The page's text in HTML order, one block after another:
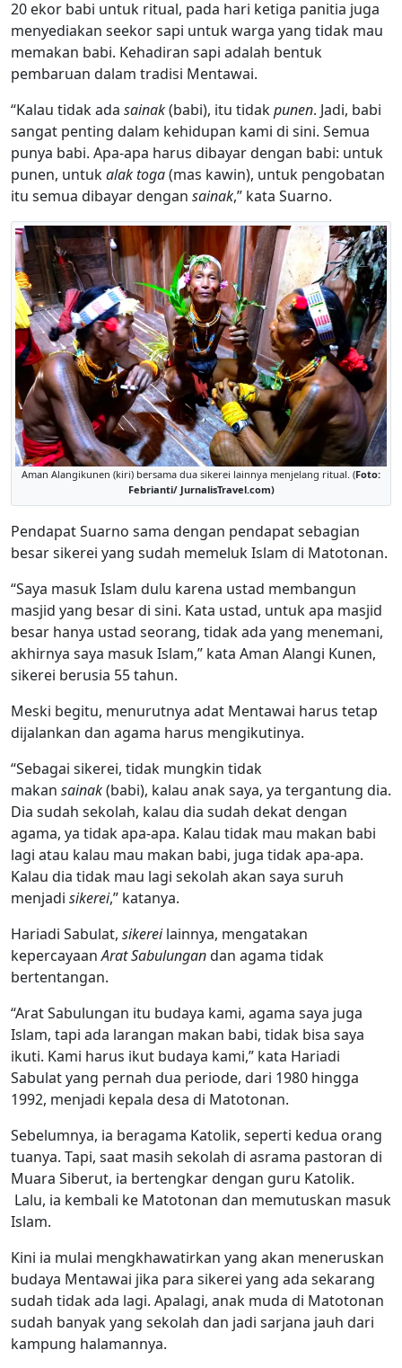
20 ekor babi untuk ritual, pada hari ketiga panitia juga
menyediakan seekor sapi untuk warga yang tidak mau
memakan babi. Kehadiran sapi adalah bentuk
pembaruan dalam tradisi Mentawai.
“Kalau tidak ada sainak(babi), itu tidakpunen. Jadi, babi
sangat penting dalam kehidupan kami di sini. Semua
punya babi. Apa-apa harus dibayar dengan babi: untuk
punen, untukalak toga(mas kawin), untuk pengobatan
itu semua dibayar dengan sainak,” kata Suarno.
Aman Alangikunen (kiri) bersama dua sikerei lainnya menjelang ritual. (Foto:
Febrianti/ JurnalisTravel.com)
Pendapat Suarno sama dengan pendapat sebagian
besar sikerei yang sudah memeluk Islam di Matotonan.
“Saya masuk Islam dulu karena ustad membangun
masjid yang besar di sini. Kata ustad, untuk apa masjid
besar hanya ustad seorang, tidak ada yang menemani,
akhirnya saya masuk Islam,” kata Aman Alangi Kunen,
sikerei berusia 55 tahun.
Meski begitu, menurutnya adat Mentawai harus tetap
dijalankan dan agama harus mengikutinya.
“Sebagai sikerei, tidak mungkin tidak
makan sainak(babi), kalau anak saya, ya tergantung dia.
Dia sudah sekolah, kalau dia sudah dekat dengan
agama, ya tidak apa-apa. Kalau tidak mau makan babi
lagi atau kalau mau makan babi, juga tidak apa-apa.
Kalau dia tidak mau lagi sekolah akan saya suruh
menjadi sikerei,” katanya.
Hariadi Sabulat, sikereilainnya, mengatakan
kepercayaanArat Sabulungandan agama tidak
bertentangan.
“Arat Sabulungan itu budaya kami, agama saya juga
Islam, tapi ada larangan makan babi, tidak bisa saya
ikuti. Kami harus ikut budaya kami,” kata Hariadi
Sabulat yang pernah dua periode, dari 1980 hingga
1992, menjadi kepala desa di Matotonan.
Sebelumnya, ia beragama Katolik, seperti kedua orang
tuanya. Tapi, saat masih sekolah di asrama pastoran di
Muara Siberut, ia bertengkar dengan guru Katolik.
Lalu, ia kembali ke Matotonan dan memutuskan masuk
Islam.
Kini ia mulai mengkhawatirkan yang akan meneruskan
budaya Mentawai jika para sikerei yang ada sekarang
sudah tidak ada lagi. Apalagi, anak muda di Matotonan
sudah banyak yang sekolah dan jadi sarjana jauh dari
kampung halamannya.